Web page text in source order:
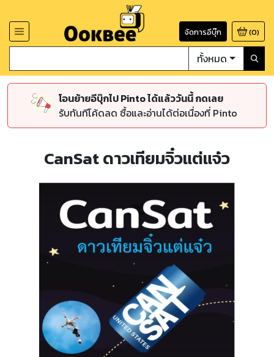
จัดการอีบุ๊ก (0)
ทั้งหมด
โอนย้ายอีบุ๊กไป Pinto ได้แล้ววันนี้ กดเลย
รับทันทีโค้ดลด ซื้อและอ่านได้ต่อเนื่องที่ Pinto
CanSat ดาวเทียมจิ๋วแต่แจ๋ว